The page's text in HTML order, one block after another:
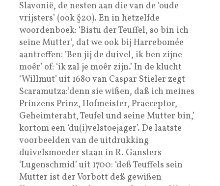
Slavonië, de nesten aan die van de ‘oude
vrijsters’ (ook §20). En in hetzelfde
woordenboek: ‘Bistu der Teuffel, so bin ich
seine Mutter’, dat we ook bij Harrebomée
aantreffen: ‘Ben jij de duivel, ik ben zijne
moêr’ of: ‘ik zal je moêr zijn.’ In de klucht
‘Willmut’ uit 1680 van Caspar Stieler zegt
Scaramutza:’denn sie wißen, daß ich meines
Prinzens Prinz, Hofmeister, Praeceptor,
Geheimteraht, Teufel und seine Mutter bin,’
kortom een ‘du(i)velstoejager’. De laatste
voorbeelden van de uitdrukking
duivelsmoeder staan in R. Ganslers
‘Lugenschmid’ uit 1700: ‘deß Teuffels sein
Mutter ist der Vorbott deß gewißen